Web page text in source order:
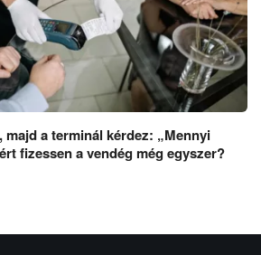
a terminál kérdez: „Mennyi
fizessen a vendég még egyszer?